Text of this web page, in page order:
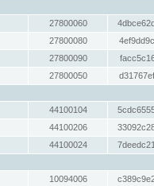
27800060
27800080
27800090
27800050
44100104
44100206
44100024
10094006